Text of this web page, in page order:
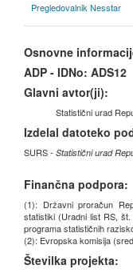
Pregledovalnik Nesstar
Osnovne
ADP - IDNo: ADS12
Glavni avtor(ji):
Statistični urad
Izdelal datoteko
SURS - Statistični urad
Finančna podpora:
(1): Državni proračun
statistiki (Uradni list RS,
programa statističnih
(2): Evropska komisija
Številka projekta: